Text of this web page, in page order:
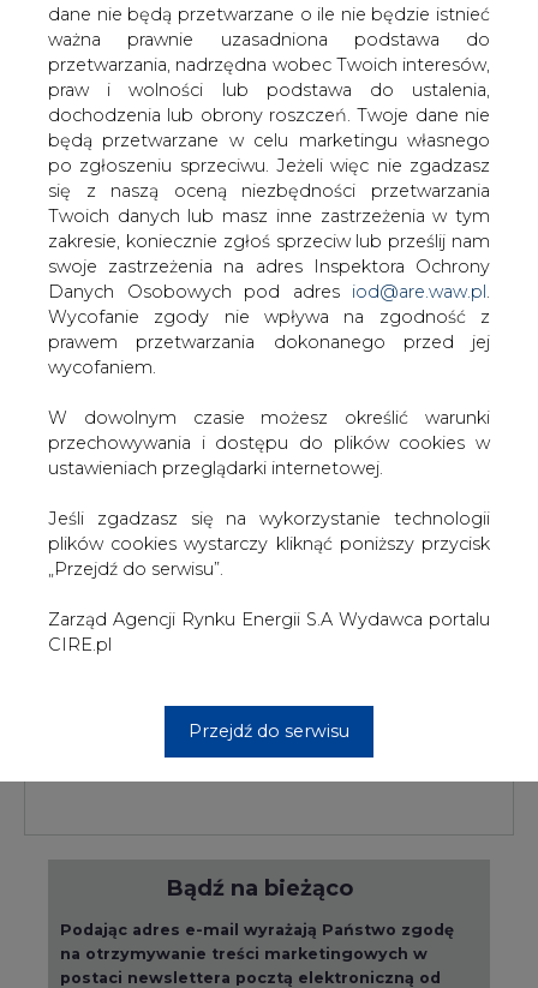
dane nie będą przetwarzane o ile nie będzie istnieć
ważna prawnie uzasadniona podstawa do
przetwarzania, nadrzędna wobec Twoich interesów,
praw i wolności lub podstawa do ustalenia,
dochodzenia lub obrony roszczeń. Twoje dane nie
będą przetwarzane w celu marketingu własnego
po zgłoszeniu sprzeciwu. Jeżeli więc nie zgadzasz
się z naszą oceną niezbędności przetwarzania
Twoich danych lub masz inne zastrzeżenia w tym
zakresie, koniecznie zgłoś sprzeciw lub prześlij nam
swoje zastrzeżenia na adres Inspektora Ochrony
Danych Osobowych pod adres iod@are.waw.pl
Wycofanie zgody nie wpływa na zgodność z
prawem przetwarzania dokonanego przed jej
wycofaniem.
W dowolnym czasie możesz określić warunki
przechowywania i dostępu do plików cookies w
ustawieniach przeglądarki internetowej.
Jeśli zgadzasz się na wykorzystanie technologii
plików cookies wystarczy kliknąć poniższy przycisk
„Przejdź do serwisu”.
Zarząd Agencji Rynku Energii S.A Wydawca portalu
CIRE.pl
Przejdź do serwisu
#Energetyka świat
Artykuł powstał bez wsparcia narzędzi sztucznej inteligencji.
Wydawca portalu CIRE zgadza się na włączenie publikacji do
KOMENTARZE
TREŚĆ KOMENTARZA
PODPIS
cire.pl
Bądź na bieżąco
Podając adres e-mail wyrażają Państwo zgodę
na otrzymywanie treści marketingowych w
postaci newslettera pocztą elektroniczną od